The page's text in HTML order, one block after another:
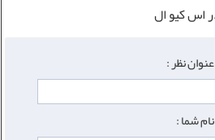
عنوان نظر :
نام شما :